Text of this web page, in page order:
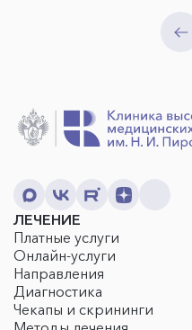
ЛЕЧЕНИЕ
Платные услуги
Онлайн-услуги
Направления
Диагностика
Чекапы и скрининги